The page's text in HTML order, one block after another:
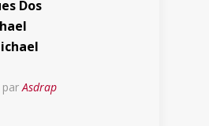
Dos
parAsdrap